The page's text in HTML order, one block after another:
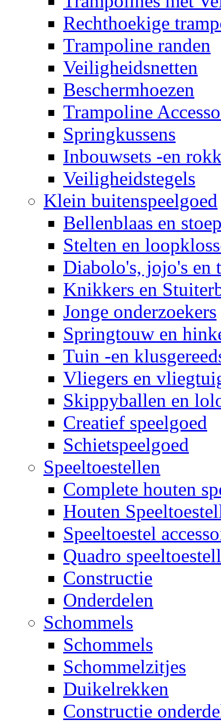
Rechthoekige
Trampoline randen
Veiligheidsnetten
Beschermhoezen
Trampoline
Springkussens
Inbouwsets -en
Veiligheidstegels
Klein buitenspeelgoed
Bellenblaas en
Stelten en
Diabolo's, jojo's en
Knikkers en
Jonge onderzoekers
Springtouw en
Tuin -en
Vliegers en
Skippyballen en
Creatief speelgoed
Schietspeelgoed
Speeltoestellen
Complete houten
Houten
Speeltoestel
Quadro
Constructie
Onderdelen
Schommels
Schommels
Schommelzitjes
Duikelrekken
Constructie